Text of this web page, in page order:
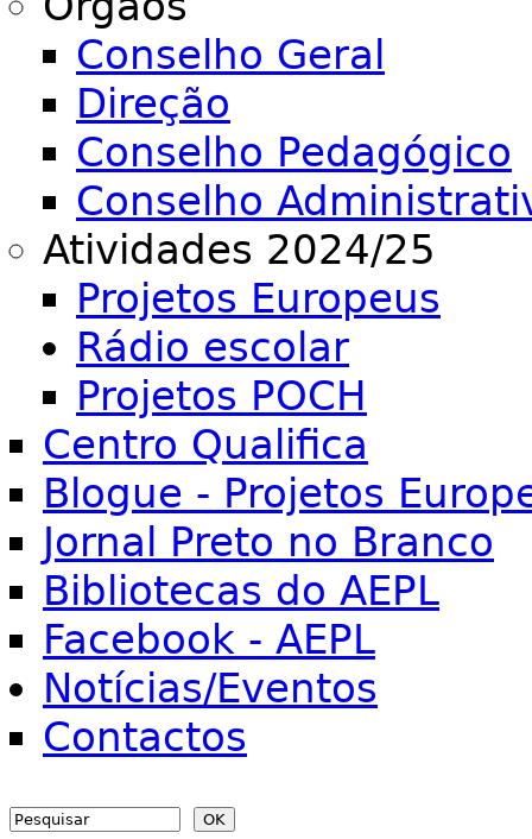
Conselho Geral
Direção
Conselho Pedagógico
Conselho
Atividades 2024/25
Projetos Europeus
Rádio escolar
Projetos POCH
Centro Qualifica
Blogue - Projetos
Jornal Preto no Branco
Bibliotecas do AEPL
Facebook - AEPL
Notícias/Eventos
Contactos
Search form